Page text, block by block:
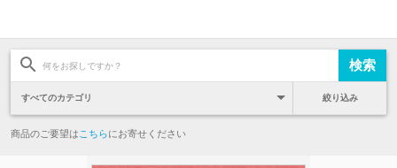
絞り込み
商品のご要望は こちらにお寄せください